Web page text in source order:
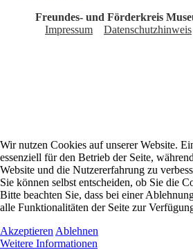
Freundes- und Förderkreis
Impressum
Datenschutzhinweis
Wir nutzen Cookies auf unserer Website.
essenziell für den Betrieb der Seite,
Website und die Nutzererfahrung zu
Sie können selbst entscheiden, ob Sie die
Bitte beachten Sie, dass bei einer
alle Funktionalitäten der Seite zur
Akzeptieren Ablehnen
Weitere Informationen